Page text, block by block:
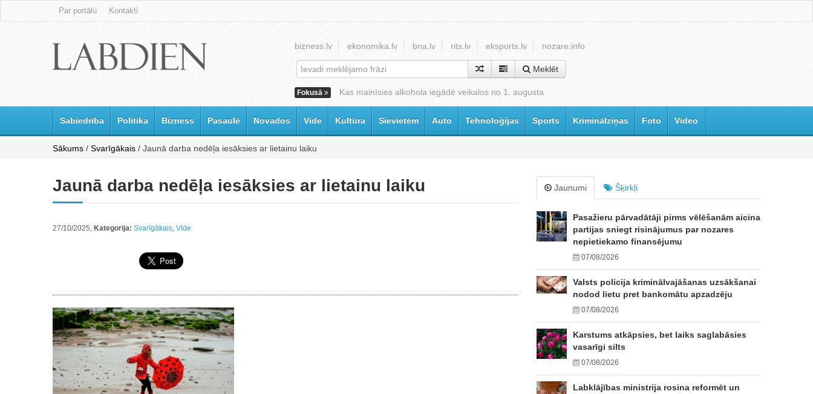
Par portālu Kontakti
bizness.lv ekonomika.lv bna.lv rits.lv eksports.lv nozare.info
Meklēt
Fokusā Kas mainīsies alkohola iegādē veikalos no 1. augusta
Sabiedrība Politika Bizness Pasaulē Novados Vide Kultūra Sievietēm Auto Tehnoloģijas Sports Kriminālziņas Foto Video
Sākums / Svarīgākais / Jaunā darba nedēļa iesāksies ar lietainu laiku
Jaunā darba nedēļa iesāksies ar lietainu laiku
27/10/2025, Kategorija: Svarīgākais, Vide
Jaunumi Šķirkļi
Pasažieru pārvadātāji pirms vēlēšanām aicina
partijas sniegt risinājumus par nozares
nepietiekamo finansējumu
07/08/2026
Valsts policija kriminālvajāšanas uzsākšanai
nodod lietu pret bankomātu apzadzēju
07/08/2026
Karstums atkāpsies, bet laiks saglabāsies
vasarīgi silts
07/08/2026
Labklājības ministrija rosina reformēt un